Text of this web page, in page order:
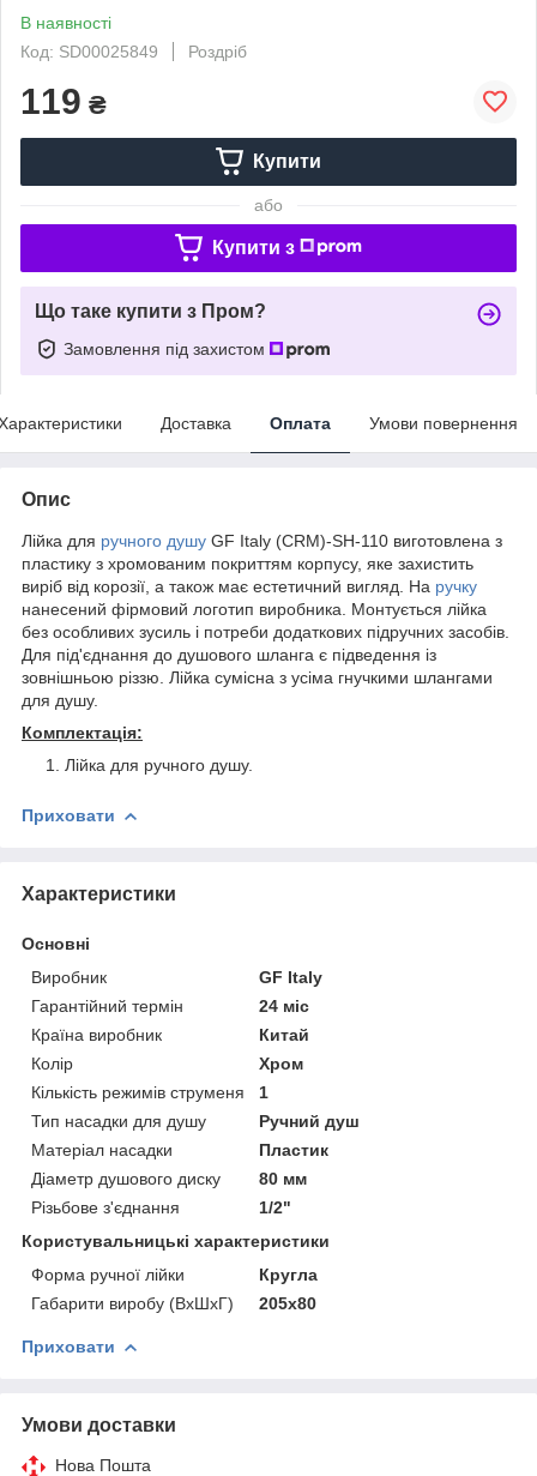
В наявності
Код: SD00025849
Роздріб
119 ₴
Купити
або
Купити з
Що таке купити з Пром?
Замовлення під захистом
Доставка Оплата Умови повернення
Опис
Лійка для ручного душу GF Italy (CRM)-SH-110 виготовлена з
пластику з хромованим покриттям корпусу, яке захистить
виріб від корозії, а також має естетичний вигляд. На ручку
нанесений фірмовий логотип виробника. Монтується лійка
без особливих зусиль і потреби додаткових підручних засобів.
Для під'єднання до душового шланга є підведення із
зовнішньою різзю. Лійка сумісна з усіма гнучкими шлангами
для душу.
Комплектація:
Лійка для ручного душу.
Приховати
Характеристики
Основні
Виробник
GF Italy
Гарантійний термін
24 міс
Країна виробник
Китай
Колір
Хром
Кількість режимів струменя
1
Тип насадки для душу
Ручний душ
Матеріал насадки
Пластик
Діаметр душового диску
80 мм
Різьбове з'єднання
1/2"
Користувальницькі характеристики
Форма ручної лійки
Кругла
Габарити виробу (ВхШхГ)
205х80
Приховати
Умови доставки
Нова Пошта